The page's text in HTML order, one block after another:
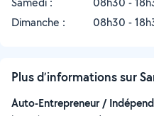
Dimanche :
08h30 -
Plus d’informations sur
Auto-Entrepreneur /